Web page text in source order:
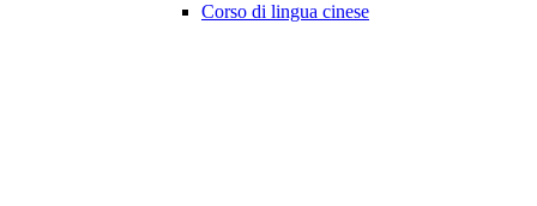
Corso di lingua cinese